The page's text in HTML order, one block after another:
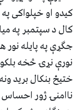
کال د سپتمبر په
جګړې په پایله
نورې نړۍ څخه
ختیځ بنکال برید
ناامنۍ ژور